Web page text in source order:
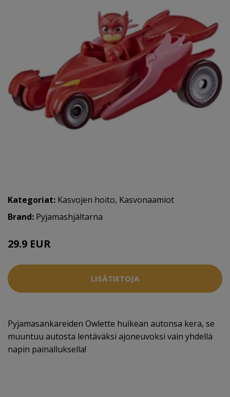
Kategoriat: Kasvojen hoito, Kasvonaamiot
Brand: Pyjamashjältarna
29.9 EUR
LISÄTIETOJA
Pyjamasankareiden Owlette huikean autonsa kera, se
muuntuu autosta lentäväksi ajoneuvoksi vain yhdellä
napin painalluksella!